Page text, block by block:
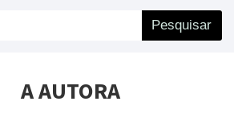
Pesquisar
A AUTORA